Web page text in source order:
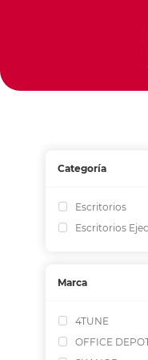
Categoría
Escritorios
Escritorios
Marca
4TUNE
OFFICE